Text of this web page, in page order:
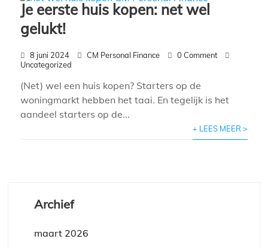
Je eerste huis kopen: net wel
gelukt!
8 juni 2024 CM Personal Finance
0 Comment
Uncategorized
(Net) wel een huis kopen? Starters op de
woningmarkt hebben het taai. En tegelijk is het
aandeel starters op de...
+ LEES MEER >
Archief
maart 2026